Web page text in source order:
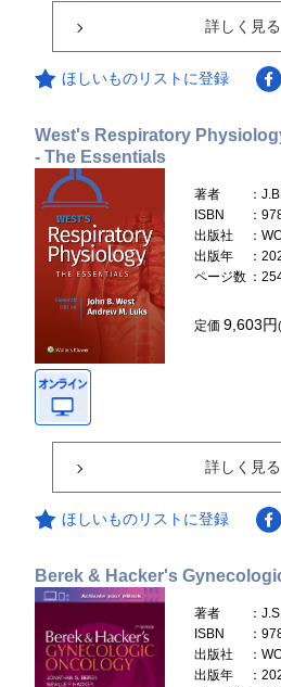
詳しく見る
ほしいものリストに登録
West's Respiratory
- The Essentials
著者
：
ISBN
：
出版社
：
出版年
：
ページ数 ：
定価9,603円
詳しく見る
ほしいものリストに登録
Berek & Hacker's
著者
：
ISBN
：
出版社
：
出版年
：